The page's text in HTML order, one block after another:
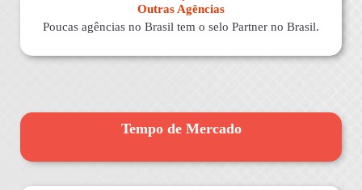
Outras Agências
Poucas agências no Brasil tem o selo Partner no Brasil.
Tempo de Mercado